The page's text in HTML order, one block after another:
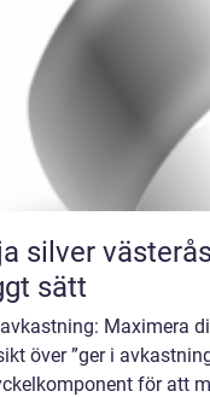
västerås så får du bra betalt på
sätt
Maximera
över ”ger i
för att